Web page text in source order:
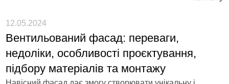
12.05.2024
Вентильований фасад: переваги,
недоліки, особливості проєктування,
підбору матеріалів та монтажу